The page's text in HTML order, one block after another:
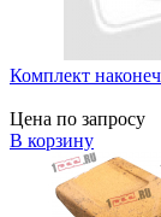
Комплект
Цена по запросу
В корзину